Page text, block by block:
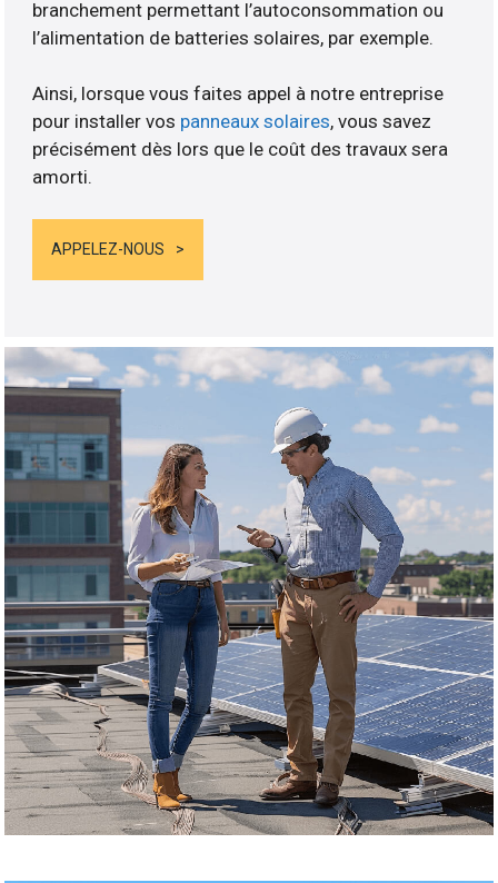
branchement permettant l’autoconsommation ou
l’alimentation de batteries solaires, par exemple.
Ainsi, lorsque vous faites appel à notre entreprise
pour installer vos panneaux solaires, vous savez
précisément dès lors que le coût des travaux sera
amorti.
APPELEZ-NOUS